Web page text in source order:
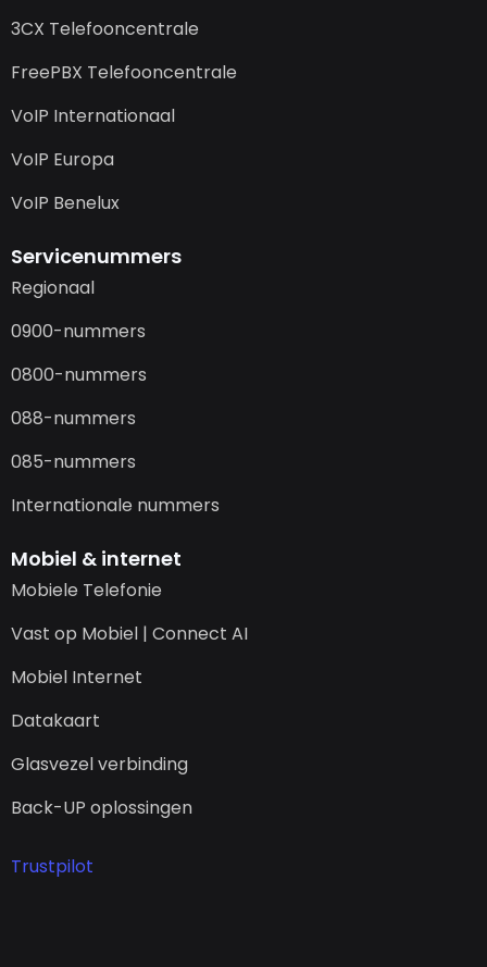
3CX Telefooncentrale
FreePBX Telefooncentrale
VoIP Internationaal
VoIP Europa
VoIP Benelux
Servicenummers
Regionaal
0900-nummers
0800-nummers
088-nummers
085-nummers
Internationale nummers
Mobiel & internet
Mobiele Telefonie
Vast op Mobiel | Connect AI
Mobiel Internet
Datakaart
Glasvezel verbinding
Back-UP oplossingen
Trustpilot